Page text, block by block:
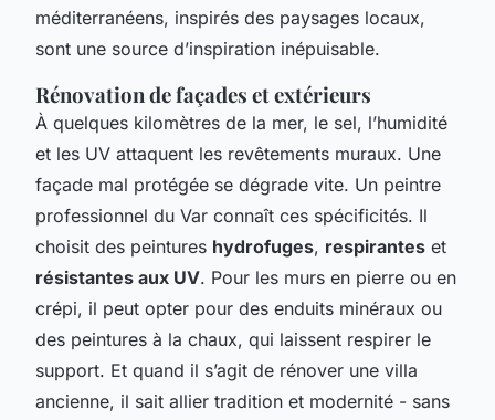
méditerranéens, inspirés des paysages locaux,
sont une source d’inspiration inépuisable.
Rénovation de façades et extérieurs
À quelques kilomètres de la mer, le sel, l’humidité
et les UV attaquent les revêtements muraux. Une
façade mal protégée se dégrade vite. Un peintre
professionnel du Var connaît ces spécificités. Il
choisit des peintures hydrofuges, respirantes et
résistantes aux UV. Pour les murs en pierre ou en
crépi, il peut opter pour des enduits minéraux ou
des peintures à la chaux, qui laissent respirer le
support. Et quand il s’agit de rénover une villa
ancienne, il sait allier tradition et modernité - sans